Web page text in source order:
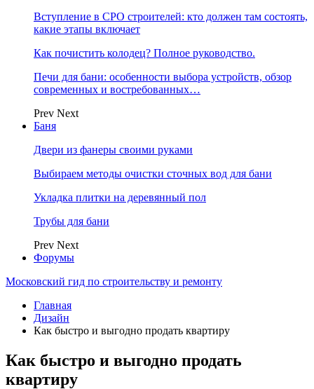
Вступление в СРО строителей: кто должен там состоять,
какие этапы включает
Как почистить колодец? Полное руководство.
Печи для бани: особенности выбора устройств, обзор
современных и востребованных…
Prev Next
Баня
Двери из фанеры своими руками
Выбираем методы очистки сточных вод для бани
Укладка плитки на деревянный пол
Трубы для бани
Prev Next
Форумы
Московский гид по строительству и ремонту
Главная
Дизайн
Как быстро и выгодно продать квартиру
Как быстро и выгодно продать
квартиру